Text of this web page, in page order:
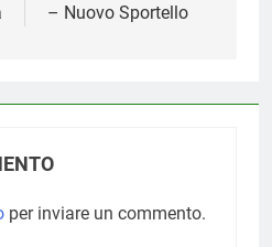
– Nuovo Sportello
per inviare un commento.